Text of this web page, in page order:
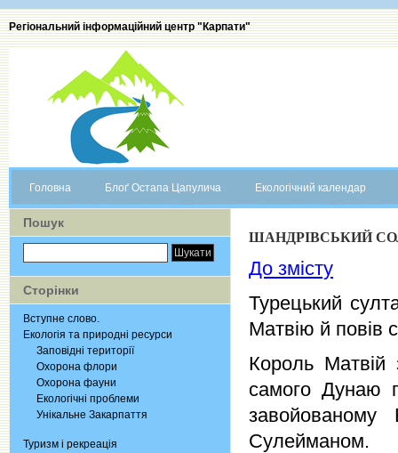
Регіональний інформаційний центр "Карпати"
Головна Блоґ Остапа Цапулича Екологічний календар
Пошук
Сторінки
Вступне слово.
Екологія та природні ресурси
Заповідні території
Охорона флори
Охорона фауни
Екологічні проблеми
Унікальне Закарпаття
Туризм і рекреація
ШАНДРІВСЬКИЙ
До змісту
Турецький
Матвію й повів
Король Матвій
самого Дунаю
Сулейманом.